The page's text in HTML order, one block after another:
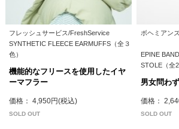
フレッシュサービス/FreshService
SYNTHETIC FLEECE EARMUFFS（全３
色）
機能的なフリースを使用したイヤ
ーマフラー
価格： 4,950円(税込)
SOLD OUT
ボヘミアン
EPINE
STOLE（全2
男女問わ
価格：
SOLD OUT